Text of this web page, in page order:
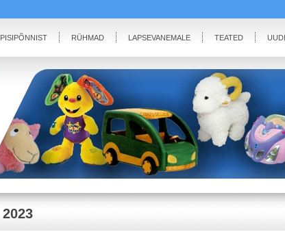
PISIPÕNNIST RÜHMAD LAPSEVANEMALE TEATED
2023